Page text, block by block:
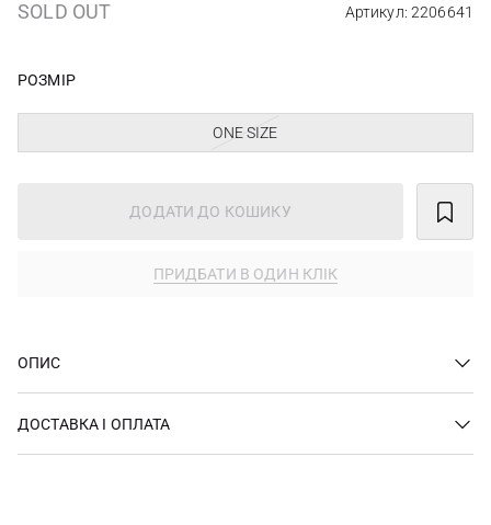
SOLD OUT Артикул: 2206641
РОЗМІР
ONE SIZE
ДОДАТИ ДО КОШИКУ
ПРИДБАТИ В ОДИН КЛІК
ОПИС
ДОСТАВКА І ОПЛАТА